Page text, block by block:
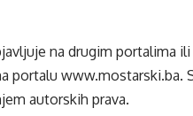
na drugim portalima
portalu www.mostarski.ba.
autorskih prava.